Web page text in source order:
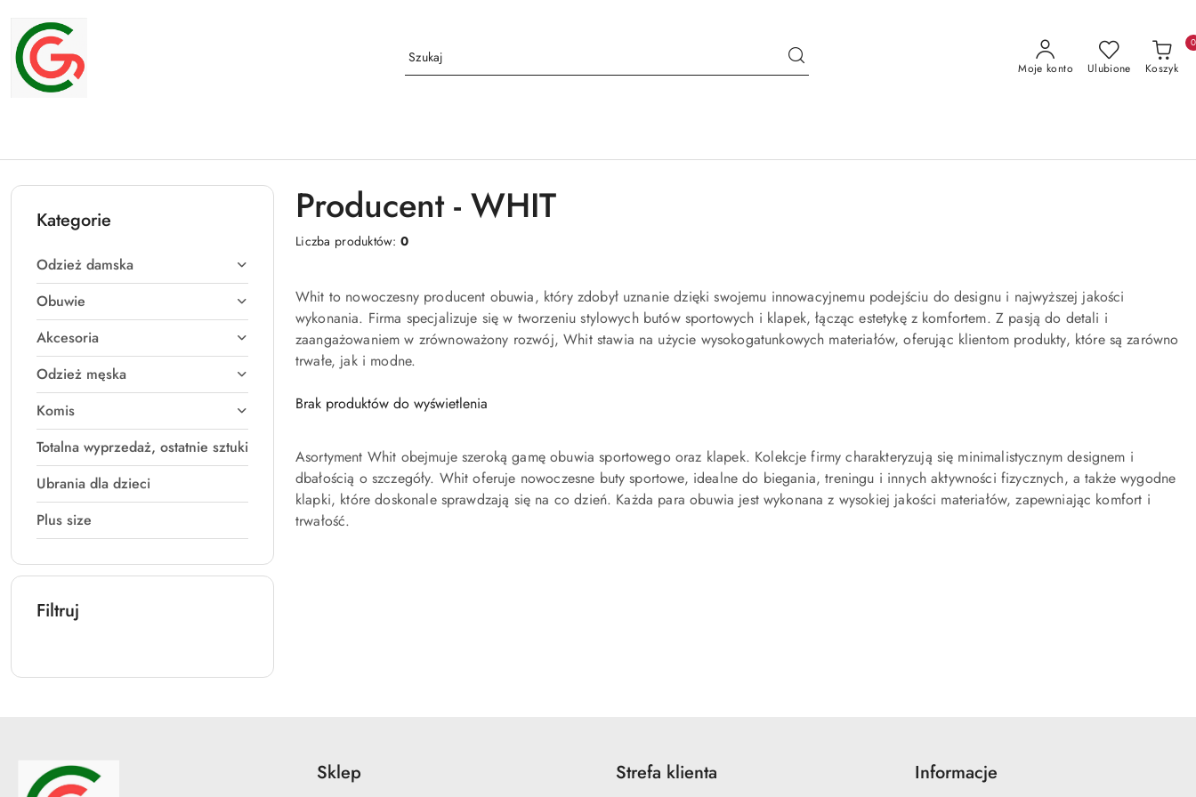
Przejdź do treści głównej
Przejdź do wyszukiwarki
Przejdź do moje konto
Przejdź do menu głównego
Przejdź do stopki
Moje konto Ulubione Koszyk
0
Kategorie
Odzież damska
Obuwie
Akcesoria
Odzież męska
Komis
Totalna wyprzedaż, ostatnie sztuki
Ubrania dla dzieci
Plus size
Filtruj
Producent - WHIT
Liczba produktów:0
Whit to nowoczesny producent obuwia, który zdobył uznanie dzięki swojemu innowacyjnemu podejściu do designu i najwyższej jakości
wykonania. Firma specjalizuje się w tworzeniu stylowych butów sportowych i klapek, łącząc estetykę z komfortem. Z pasją do detali i
zaangażowaniem w zrównoważony rozwój, Whit stawia na użycie wysokogatunkowych materiałów, oferując klientom produkty, które są zarówno
trwałe, jak i modne.
Brak produktów do wyświetlenia
Asortyment Whit obejmuje szeroką gamę obuwia sportowego oraz klapek. Kolekcje firmy charakteryzują się minimalistycznym designem i
dbałością o szczegóły. Whit oferuje nowoczesne buty sportowe, idealne do biegania, treningu i innych aktywności fizycznych, a także wygodne
klapki, które doskonale sprawdzają się na co dzień. Każda para obuwia jest wykonana z wysokiej jakości materiałów, zapewniając komfort i
trwałość.
Sklep Strefa klienta Informacje